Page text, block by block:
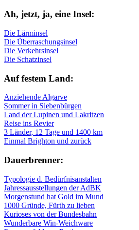
Ah, jetzt, ja, ei­ne In­sel:
Die Lärminsel
Die Überraschungsinsel
Die Verkehrsinsel
Die Schatzinsel
Auf fe­stem Land:
Anziehende Algarve
Sommer in Siebenbürgen
Land der Lupinen und Lakritzen
Reise ins Revier
3 Länder, 12 Tage und 1400 km
Einmal Brighton und zurück
Dau­er­bren­ner:
Typologie d. Bedürfnisanstalten
Jahressausstellungen der AdBK
Morgenstund hat Gold im Mund
1000 Gründe, Fürth zu lieben
Kurioses von der Bundesbahn
Wunderbare Win-Weichware